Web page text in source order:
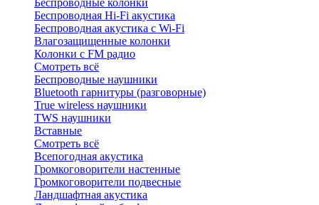
Беспроводные колонки
Беспроводная Hi-Fi акустика
Беспроводная акустика с Wi-Fi
Влагозащищенные колонки
Колонки с FM радио
Смотреть всё
Беспроводные наушники
Bluetоoth гарнитуры (разговорные)
True wireless наушники
TWS наушники
Вставные
Смотреть всё
Всепогодная акустика
Громкоговорители настенные
Громкоговорители подвесные
Ландшафтная акустика